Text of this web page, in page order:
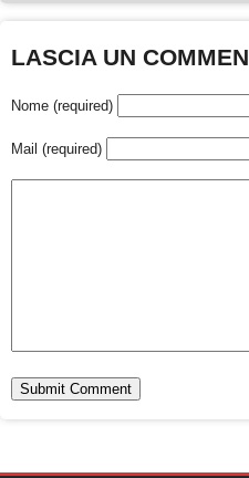
LASCIA UN
Nome (required)
Mail (required)